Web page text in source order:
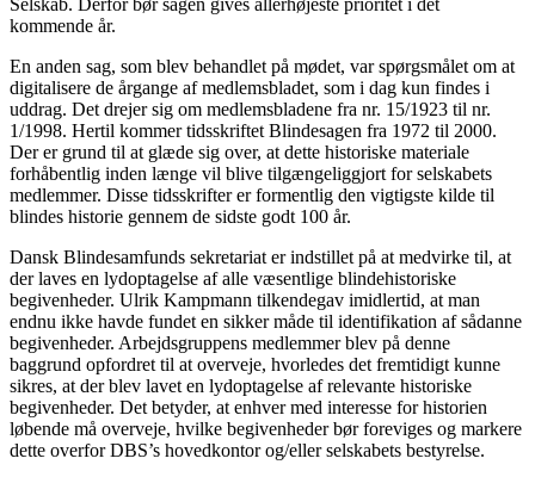
kommende år.
En anden sag, som blev behandlet på mødet, var spørgsmålet om at
digitalisere de årgange af medlemsbladet, som i dag kun findes i
uddrag. Det drejer sig om medlemsbladene fra nr. 15/1923 til nr.
1/1998. Hertil kommer tidsskriftet Blindesagen fra 1972 til 2000.
Der er grund til at glæde sig over, at dette historiske materiale
forhåbentlig inden længe vil blive tilgængeliggjort for selskabets
medlemmer. Disse tidsskrifter er formentlig den vigtigste kilde til
blindes historie gennem de sidste godt 100 år.
Dansk Blindesamfunds sekretariat er indstillet på at medvirke til, at
der laves en lydoptagelse af alle væsentlige blindehistoriske
begivenheder. Ulrik Kampmann tilkendegav imidlertid, at man
endnu ikke havde fundet en sikker måde til identifikation af sådanne
begivenheder. Arbejdsgruppens medlemmer blev på denne
baggrund opfordret til at overveje, hvorledes det fremtidigt kunne
sikres, at der blev lavet en lydoptagelse af relevante historiske
begivenheder. Det betyder, at enhver med interesse for historien
løbende må overveje, hvilke begivenheder bør foreviges og markere
dette overfor DBS’s hovedkontor og/eller selskabets bestyrelse.